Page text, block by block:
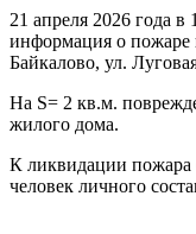
21 апреля 2026 года в
информация о пожаре
Байкалово, ул.
На S= 2 кв.м.
жилого дома.
К ликвидации пожара
человек личного